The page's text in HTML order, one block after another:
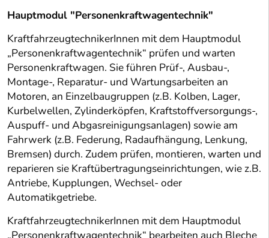
Hauptmodul "Personenkraftwagentechnik"
KraftfahrzeugtechnikerInnen mit dem Hauptmodul
„Personenkraftwagentechnik“ prüfen und warten
Personenkraftwagen. Sie führen Prüf-, Ausbau-,
Montage-, Reparatur- und Wartungsarbeiten an
Motoren, an Einzelbaugruppen (z.B. Kolben, Lager,
Kurbelwellen, Zylinderköpfen, Kraftstoffversorgungs-,
Auspuff- und Abgasreinigungsanlagen) sowie am
Fahrwerk (z.B. Federung, Radaufhängung, Lenkung,
Bremsen) durch. Zudem prüfen, montieren, warten und
reparieren sie Kraftübertragungseinrichtungen, wie z.B.
Antriebe, Kupplungen, Wechsel- oder
Automatikgetriebe.
KraftfahrzeugtechnikerInnen mit dem Hauptmodul